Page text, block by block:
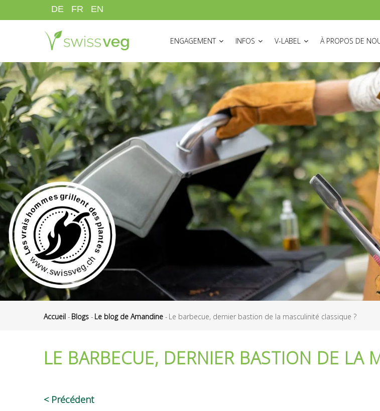
au
DE FR EN
ENGAGEMENT
INFOS V-LABEL À PROPOS DE
d'Ariane
Accueil - Blogs - Le blog de Amandine - Le barbecue, dernier bastion de la masculinité classique ?
LE BARBECUE, DERNIER BASTION DE LA
Précédent